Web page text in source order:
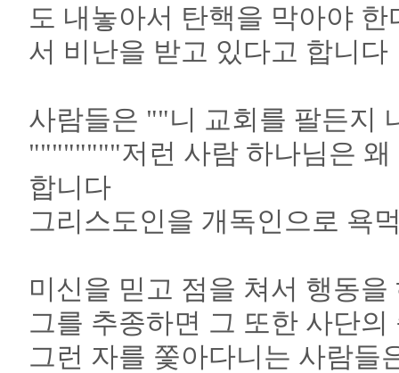
도 내놓아서 탄핵을 막아야
서 비난을 받고 있다고 합니다
사람들은 ""니 교회를 팔든지
""""""""저런 사람 하나님은
합니다
그리스도인을 개독인으로 욕
미신을 믿고 점을 쳐서 행동
그를 추종하면 그 또한 사단
그런 자를 쫓아다니는 사람들